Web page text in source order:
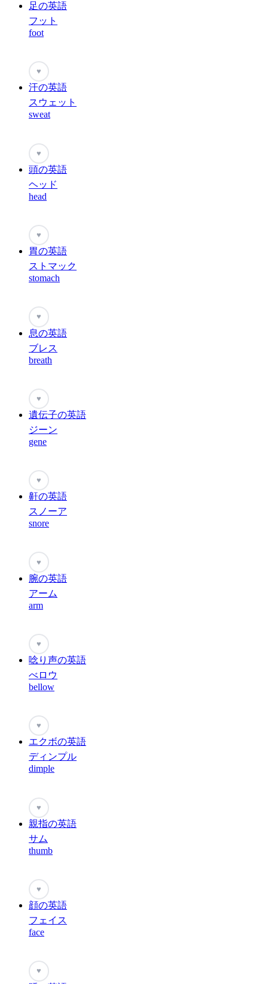
足の英語
フット
foot
♥
汗の英語
スウェット
sweat
♥
頭の英語
ヘッド
head
♥
胃の英語
ストマック
stomach
♥
息の英語
ブレス
breath
♥
遺伝子の英語
ジーン
gene
♥
鼾の英語
スノーア
snore
♥
腕の英語
アーム
arm
♥
唸り声の英語
べロウ
bellow
♥
エクボの英語
ディンプル
dimple
♥
親指の英語
サム
thumb
♥
顔の英語
フェイス
face
♥